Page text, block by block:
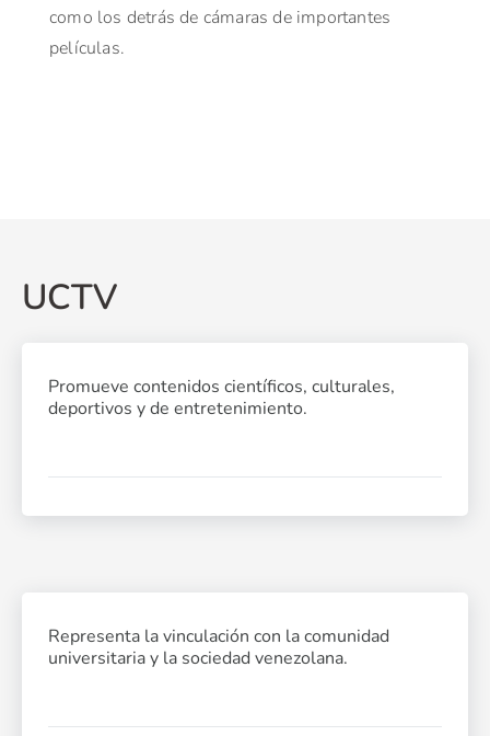
como los detrás de cámaras de importantes
películas.
UCTV
Promueve contenidos científicos, culturales,
deportivos y de entretenimiento.
Representa la vinculación con la comunidad
universitaria y la sociedad venezolana.